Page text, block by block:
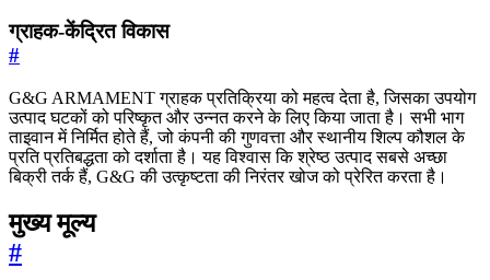
ग्राहक-केंद्रित विकास
#
G&G ARMAMENT ग्राहक प्रतिक्रिया को महत्व देता है, जिसका उपयोग
उत्पाद घटकों को परिष्कृत और उन्नत करने के लिए किया जाता है। सभी भाग
ताइवान में निर्मित होते हैं, जो कंपनी की गुणवत्ता और स्थानीय शिल्प कौशल के
प्रति प्रतिबद्धता को दर्शाता है। यह विश्वास कि श्रेष्ठ उत्पाद सबसे अच्छा
बिक्री तर्क हैं, G&G की उत्कृष्टता की निरंतर खोज को प्रेरित करता है।
मुख्य मूल्य
#